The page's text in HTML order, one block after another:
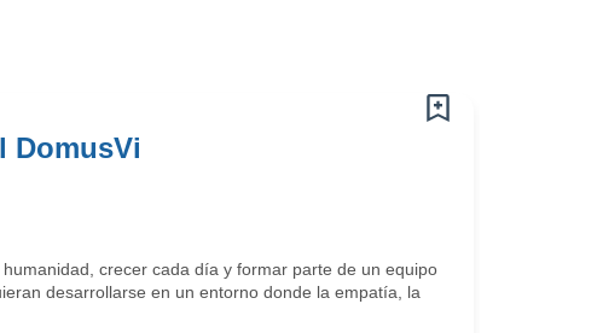
DomusVi
crecer cada día y formar parte de un equipo
desarrollarse en un entorno donde la empatía, la